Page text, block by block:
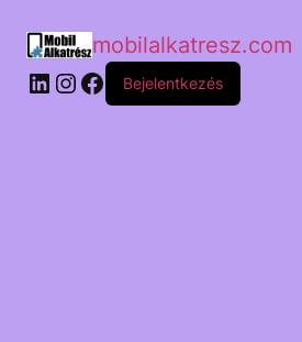
mobilalkatresz.com
Bejelentkezés